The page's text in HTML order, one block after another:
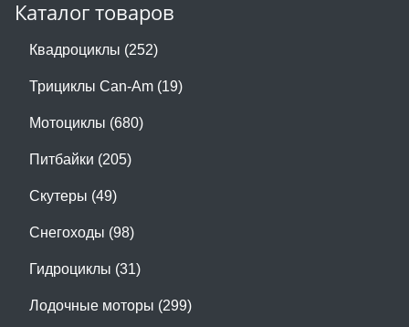
Каталог товаров
Квадроциклы (252)
Трициклы Can-Am (19)
Мотоциклы (680)
Питбайки (205)
Скутеры (49)
Снегоходы (98)
Гидроциклы (31)
Лодочные моторы (299)